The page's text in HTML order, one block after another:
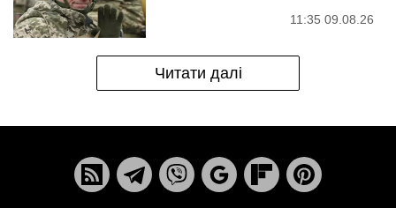
11:35 09.08.26
Читати далі